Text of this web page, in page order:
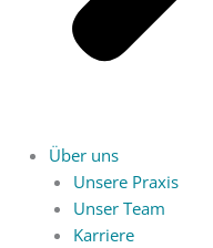
Über uns
Unsere Praxis
Unser Team
Karriere